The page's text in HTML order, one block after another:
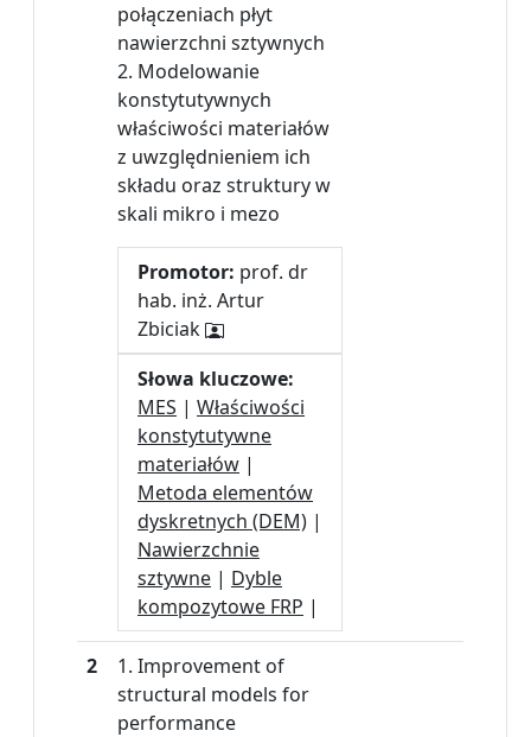
połączeniach płyt
nawierzchni sztywnych
2. Modelowanie
konstytutywnych
właściwości materiałów
z uwzględnieniem ich
składu oraz struktury w
skali mikro i mezo
Promotor: prof. dr
hab. inż. Artur
Zbiciak
Słowa kluczowe:
MES | Właściwości
konstytutywne
materiałów |
Metoda elementów
dyskretnych (DEM) |
Nawierzchnie
sztywne | Dyble
kompozytowe FRP |
2
1. Improvement of
structural models for
performance